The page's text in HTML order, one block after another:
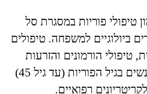
טיפולי פוריות במסגרת סל
ביולוגיים למשפחה. טיפולים
טיפולי הורמונים והזרעות
תוך רחמיות. המימון ניתן לנשים בגיל הפוריות (עד גיל 45)
רפואיים.